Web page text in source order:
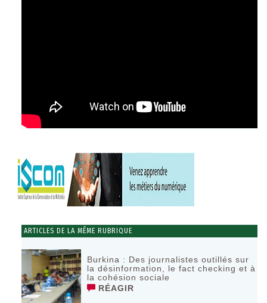
ARTICLES DE LA MÊME RUBRIQUE
Burkina : Des journalistes outillés sur
la désinformation, le fact checking et à
la cohésion sociale
RÉAGIR